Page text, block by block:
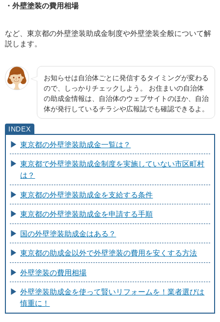
・外壁塗装の費用相場
など、東京都の外壁塗装助成金制度や外壁塗装全般について解
説します。
お知らせは自治体ごとに発信するタイミングが変わる
ので、しっかりチェックしよう。 お住まいの自治体
の助成金情報は、自治体のウェブサイトのほか、自治
体が発行しているチラシや広報誌でも確認できるよ。
東京都の外壁塗装助成金一覧は？
東京都で外壁塗装助成金制度を実施していない市区町村
は？
東京都の外壁塗装助成金を支給する条件
東京都の外壁塗装助成金を申請する手順
国の外壁塗装助成金はある？
東京都の助成金以外で外壁塗装の費用を安くする方法
外壁塗装の費用相場
外壁塗装助成金を使って賢いリフォームを！業者選びは
慎重に！